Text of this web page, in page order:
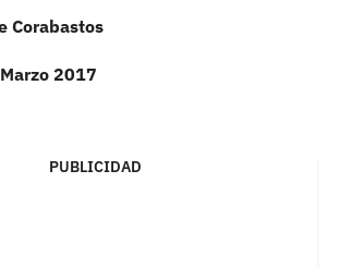
Corabastos
2017
PUBLICIDAD